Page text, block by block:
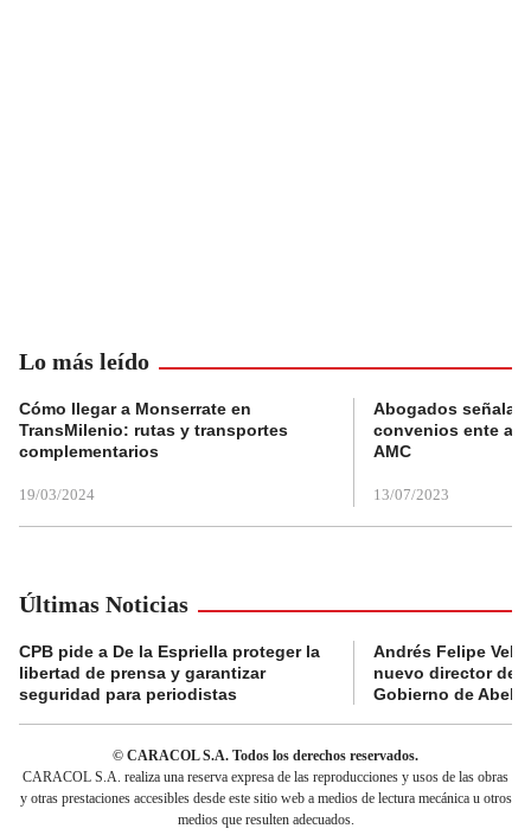
Lo más leído
Cómo llegar a Monserrate en
TransMilenio: rutas y transportes
complementarios
19/03/2024
Abogados
convenios ente
AMC
13/07/2023
Últimas Noticias
CPB pide a De la Espriella proteger la
libertad de prensa y garantizar
seguridad para periodistas
Andrés Felipe
nuevo director de
Gobierno de
© CARACOL S.A. Todos los derechos reservados.
CARACOL S.A. realiza una reserva expresa de las reproducciones y usos de las obras
y otras prestaciones accesibles desde este sitio web a medios de lectura mecánica u otros
medios que resulten adecuados.